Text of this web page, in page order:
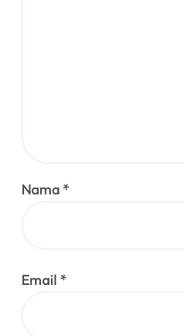
Nama *
Email *